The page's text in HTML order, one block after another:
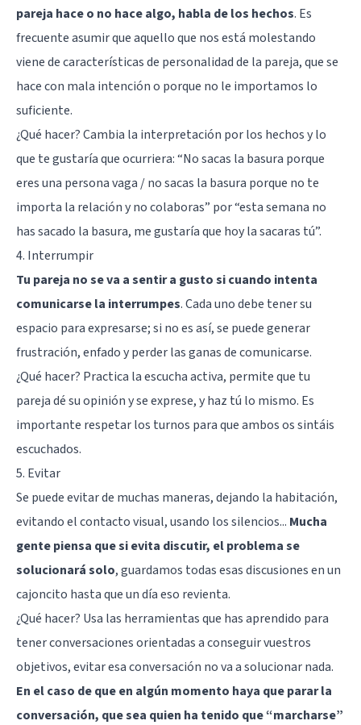
pareja hace o no hace algo, habla de los hechos. Es
frecuente asumir que aquello que nos está molestando
viene de características de personalidad de la pareja, que se
hace con mala intención o porque no le importamos lo
suficiente.
¿Qué hacer? Cambia la interpretación por los hechos y lo
que te gustaría que ocurriera: “No sacas la basura porque
eres una persona vaga / no sacas la basura porque no te
importa la relación y no colaboras” por “esta semana no
has sacado la basura, me gustaría que hoy la sacaras tú”.
4. Interrumpir
Tu pareja no se va a sentir a gusto si cuando intenta
comunicarse la interrumpes. Cada uno debe tener su
espacio para expresarse; si no es así, se puede generar
frustración, enfado y perder las ganas de comunicarse.
¿Qué hacer? Practica laescucha activa, permite que tu
pareja dé su opinión y se exprese, y haz tú lo mismo. Es
importante respetar los turnos para que ambos os sintáis
escuchados.
5. Evitar
Se puede evitar de muchas maneras, dejando la habitación,
evitando el contacto visual, usando los silencios... Mucha
gente piensa que si evita discutir, el problema se
solucionará solo, guardamos todas esas discusiones en un
cajoncito hasta que un día eso revienta.
¿Qué hacer? Usa las herramientas que has aprendido para
tener conversaciones orientadas a conseguir vuestros
objetivos, evitar esa conversación no va a solucionar nada.
En el caso de que en algún momento haya que parar la
conversación, que sea quien ha tenido que “marcharse”